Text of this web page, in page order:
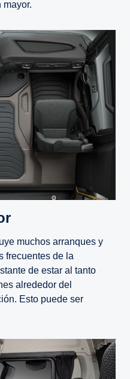
muchos arranques y
frecuentes de la
de estar al tanto
alrededor del
Esto puede ser